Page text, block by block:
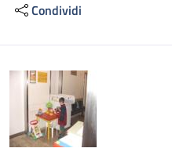
Condividi
Descrizione